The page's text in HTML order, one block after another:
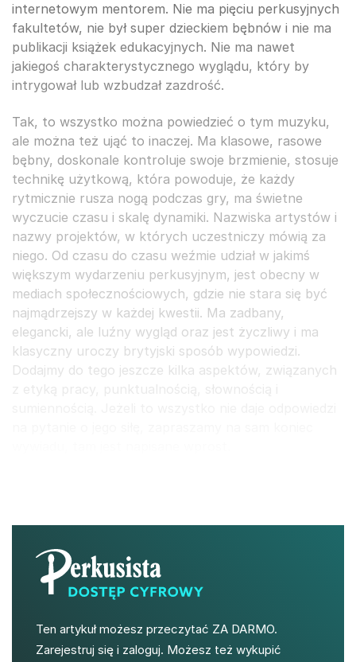
internetowym mentorem. Nie ma pięciu perkusyjnych
fakultetów, nie był super dzieckiem bębnów i nie ma
publikacji książek edukacyjnych. Nie ma nawet
jakiegoś charakterystycznego wyglądu, który by
intrygował lub wzbudzał zazdrość.
Tak, to wszystko można powiedzieć o tym muzyku,
ale można też ująć to inaczej. Ma klasowe, rasowe
bębny, doskonale kontroluje swoje brzmienie, stosuje
technikę użytkową, która powoduje, że każdy
rytmicznie rusza nogą podczas gry, ma świetne
wyczucie czasu i skalę dynamiki. Nazwiska artystów i
nazwy projektów, w których uczestniczy mówią za
niego. Od czasu do czasu weźmie udział w jakimś
większym wydarzeniu perkusyjnym, jest obecny w
mediach społecznościowych, gdzie nie stara się być
najmądrzejszy w każdej kwestii. Ma zadbany,
elegancki, ale luźny wygląd oraz jest życzliwy i ma
klasyczny uroczy brytyjski sposób wypowiedzi.
Dodajmy do tego jeszcze kilka aspektów, związanych
Ten artykuł możesz przeczytać ZA DARMO.
Zarejestruj się i zaloguj. Możesz też wykupić